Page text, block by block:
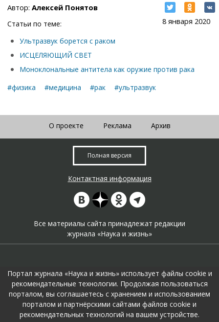
8 января 2020
Автор: Алексей Понятов
Статьи по теме:
Ультразвук борется с раком
ИСЦЕЛЯЮЩИЙ СВЕТ
Моноклональные антитела как оружие против рака
#физика
#медицина #рак #ультразвук
О проекте Реклама Архив
Полная версия
Контактная информация
Все материалы сайта принадлежат редакции
журнала «Наука и жизнь»
На портале применяются рекомендательные технологии
Продолжая пользоваться порталом вы соглашаетесь с их
Портал журнала «Наука и жизнь» использует файлы cookie и
рекомендательные технологии. Продолжая пользоваться
порталом, вы соглашаетесь с хранением и использованием
порталом и партнёрскими сайтами файлов cookie и
рекомендательных технологий на вашем устройстве.